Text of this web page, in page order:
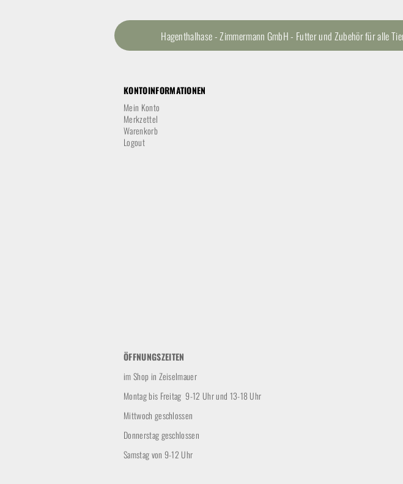
Hagenthalhase - Zimmermann GmbH - Futter und Zubehör für
KONTOINFORMATIONEN
Mein Konto
Merkzettel
Warenkorb
Logout
ÖFFNUNGSZEITEN
im Shop in Zeiselmauer
Montag bis Freitag 9-12 Uhr und 13-18 Uhr
Mittwoch geschlossen
Donnerstag geschlossen
Samstag von 9-12 Uhr